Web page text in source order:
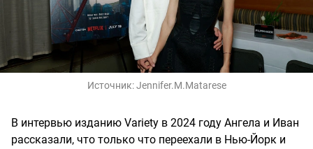
Источник:Jennifer.M.Matarese
В интервью изданию Variety в 2024 году Ангела и Иван
рассказали, что только что переехали в Нью-Йорк и